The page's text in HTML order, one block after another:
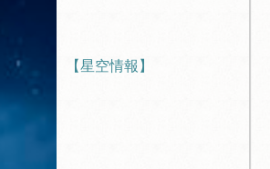
【星空情報】